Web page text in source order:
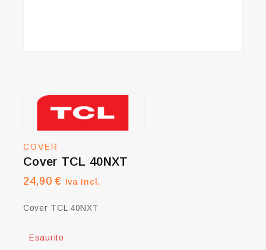
COVER
Cover TCL 40NXT
24,90€ Iva Incl.
Cover TCL 40NXT
Esaurito